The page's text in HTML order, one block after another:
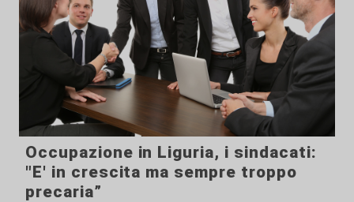
Occupazione in Liguria, i sindacati:
"E' in crescita ma sempre troppo
precaria”